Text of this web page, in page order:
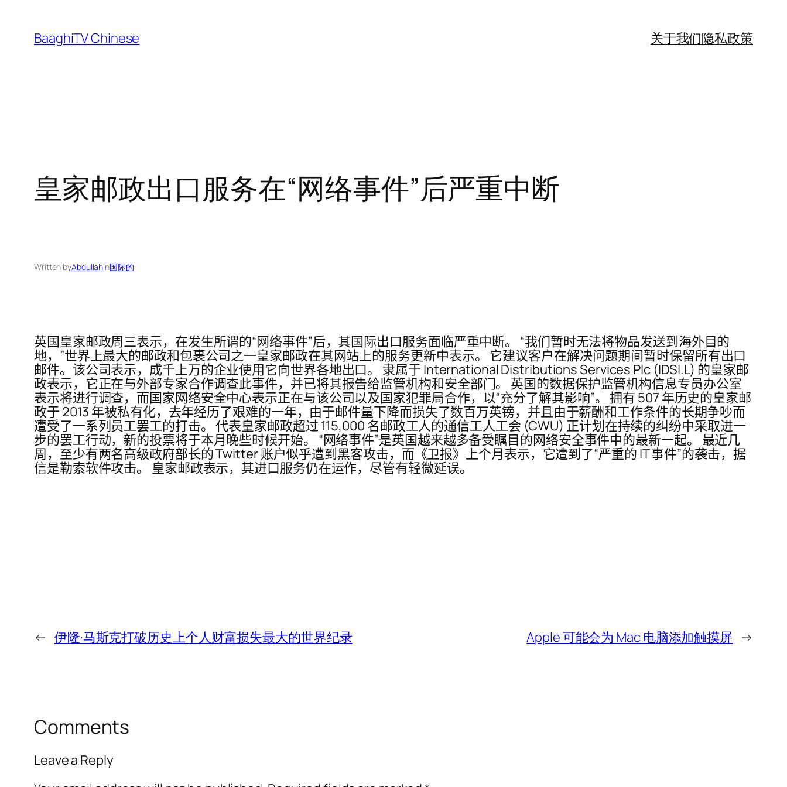
content
BaaghiTV Chinese 关于我们隐私政策
皇家邮政出口服务在“网络事件”后严重中断
Written byAbdullahin国际的
英国皇家邮政周三表示，在发生所谓的“网络事件”后，其国际出口服务面临严重中断。 “我们暂时无法将物品发送到海外目的
地，”世界上最大的邮政和包裹公司之一皇家邮政在其网站上的服务更新中表示。 它建议客户在解决问题期间暂时保留所有出口
邮件。该公司表示，成千上万的企业使用它向世界各地出口。 隶属于 International Distributions Services Plc (IDSI.L) 的皇家邮
政表示，它正在与外部专家合作调查此事件，并已将其报告给监管机构和安全部门。 英国的数据保护监管机构信息专员办公室
表示将进行调查，而国家网络安全中心表示正在与该公司以及国家犯罪局合作，以“充分了解其影响”。 拥有 507 年历史的皇家邮
政于 2013 年被私有化，去年经历了艰难的一年，由于邮件量下降而损失了数百万英镑，并且由于薪酬和工作条件的长期争吵而
遭受了一系列员工罢工的打击。 代表皇家邮政超过 115,000 名邮政工人的通信工人工会 (CWU) 正计划在持续的纠纷中采取进一
步的罢工行动，新的投票将于本月晚些时候开始。 “网络事件”是英国越来越多备受瞩目的网络安全事件中的最新一起。 最近几
周，至少有两名高级政府部长的 Twitter 账户似乎遭到黑客攻击，而《卫报》上个月表示，它遭到了“严重的 IT 事件”的袭击，据
信是勒索软件攻击。 皇家邮政表示，其进口服务仍在运作，尽管有轻微延误。
← 伊隆·马斯克打破历史上个人财富损失最大的世界纪录 Apple 可能会为 Mac 电脑添加触摸屏 →
Comments
Leave a Reply